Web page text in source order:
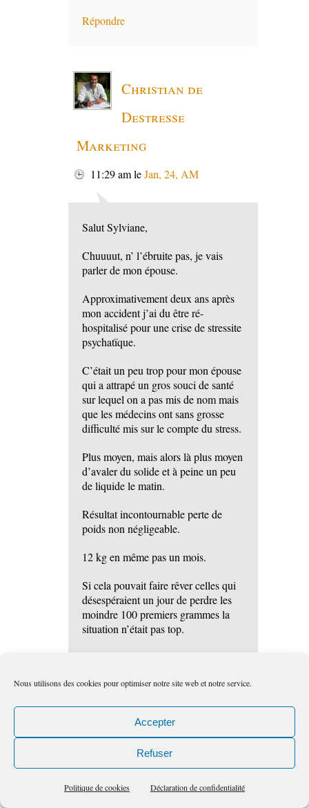
Nous utilisons des cookies pour optimiser notre site web et notre service.
Accepter
Refuser
Politique de cookies Déclaration de confidentialité
Répondre
Christian de
Destresse
Marketing
11:29 amleJan, 24, AM
Salut Sylviane,
Chuuuut, n’ l’ébruite pas, je vais
parler de mon épouse.
Approximativement deux ans après
mon accident j’ai du être ré-
hospitalisé pour une crise de stressite
psychatïque.
C’était un peu trop pour mon épouse
qui a attrapé un gros souci de santé
sur lequel on a pas mis de nom mais
que les médecins ont sans grosse
difficulté mis sur le compte du stress.
Plus moyen, mais alors là plus moyen
d’avaler du solide et à peine un peu
de liquide le matin.
Résultat incontournable perte de
poids non négligeable.
12 kg en même pas un mois.
Si cela pouvait faire rêver celles qui
désespéraient un jour de perdre les
moindre 100 premiers grammes la
situation n’était pas top.
signe d’un retour à plus de paix
Par contre, l’inverse est vrai aussi.
chocolat et non, je ne vous dirai pas
quelles ont été les conséquences.